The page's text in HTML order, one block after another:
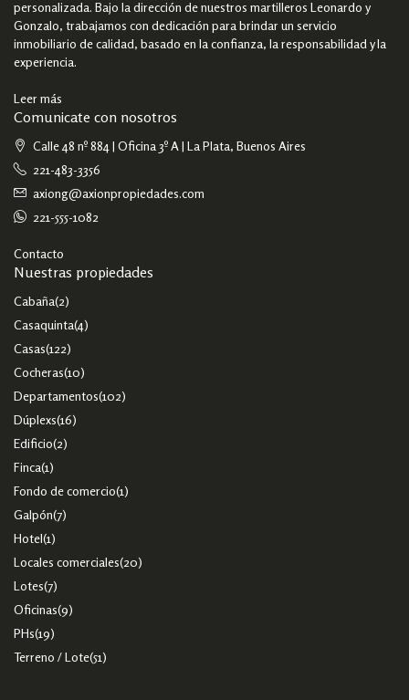
personalizada. Bajo la dirección de nuestros martilleros Leonardo y
Gonzalo, trabajamos con dedicación para brindar un servicio
inmobiliario de calidad, basado en la confianza, la responsabilidad y la
experiencia.
Leer más
Comunicate con nosotros
Calle 48 nº 884 | Oficina 3º A | La Plata, Buenos Aires
221-483-3356
axiong@axionpropiedades.com
221-555-1082
Contacto
Nuestras propiedades
Cabaña(2)
Casaquinta(4)
Casas(122)
Cocheras(10)
Departamentos(102)
Dúplexs(16)
Edificio(2)
Finca(1)
Fondo de comercio(1)
Galpón(7)
Hotel(1)
Locales comerciales(20)
Lotes(7)
Oficinas(9)
PHs(19)
Terreno / Lote(51)